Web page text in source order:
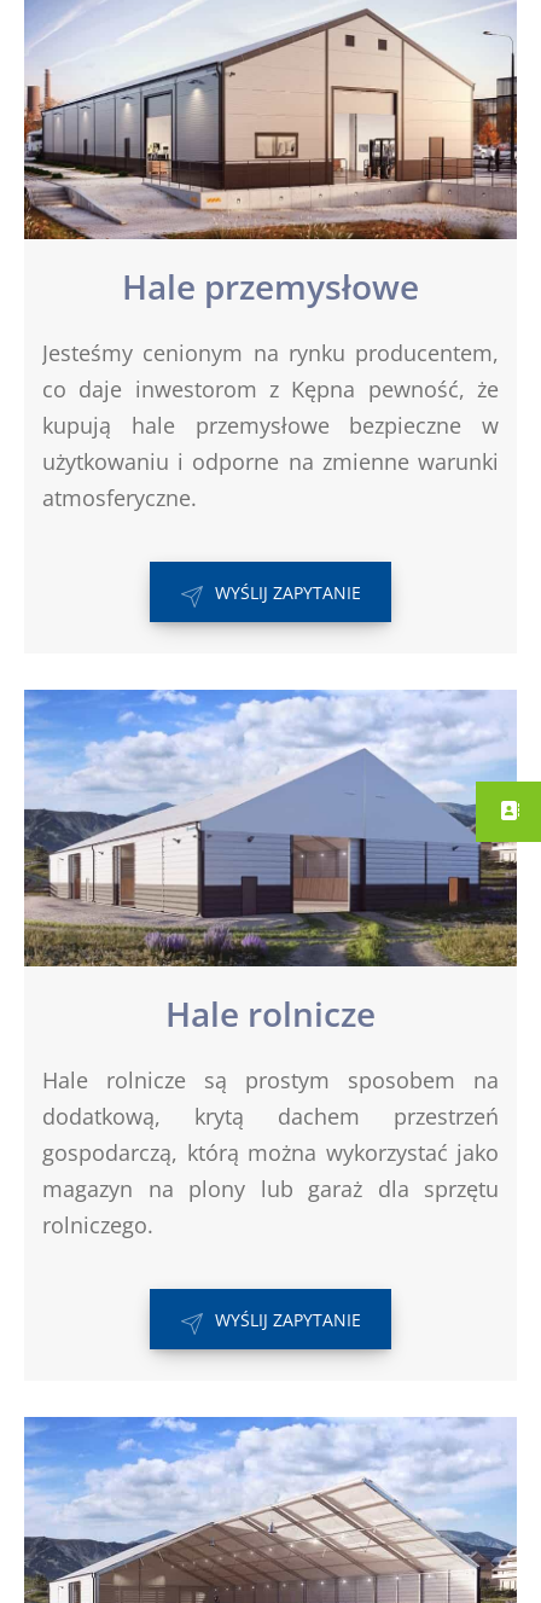
Hale przemysłowe
Jesteśmy cenionym na rynku producentem,
co daje inwestorom z Kępna pewność, że
kupują hale przemysłowe bezpieczne w
użytkowaniu i odporne na zmienne warunki
atmosferyczne.
WYŚLIJ ZAPYTANIE
Hale rolnicze
Hale rolnicze są prostym sposobem na
dodatkową, krytą dachem przestrzeń
gospodarczą, którą można wykorzystać jako
magazyn na plony lub garaż dla sprzętu
rolniczego.
WYŚLIJ ZAPYTANIE